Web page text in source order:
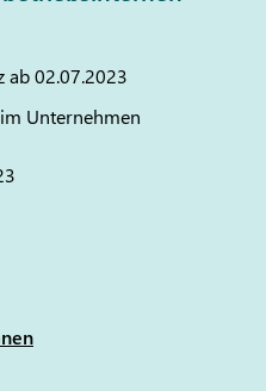
ab 02.07.2023
Unternehmen